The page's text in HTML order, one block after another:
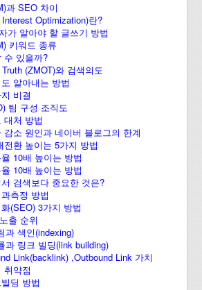
과 SEO 차이
Optimization)란?
가 알아야 할 글쓰기 방법
키워드 종류
수 있을까?
(ZMOT)와 검색의도
알아내는 방법
비결
팀 구성 조직도
대처 방법
소 원인과 네이버 블로그의 한계
환 높이는 5가지 방법
10배 높이는 방법
10배 높이는 방법
검색보다 중요한 것은?
측정 방법
(SEO) 3가지 방법
출 순위
과 색인(indexing)
과 링크 빌딩(link building)
Link(backlink) ,Outbound Link 가치
취약점
딩 방법